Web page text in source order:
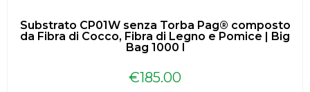
Substrato CP01W senza Torba Pag® composto
da Fibra di Cocco, Fibra di Legno e Pomice | Big
Bag 1000 l
€185.00